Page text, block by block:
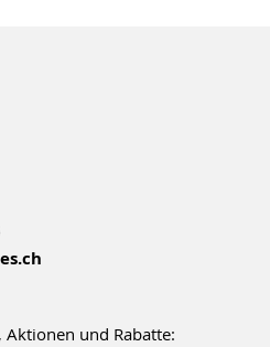
und Rabatte: